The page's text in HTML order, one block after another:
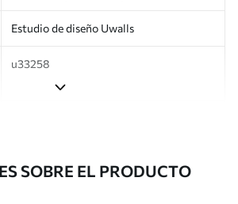
Estudio de diseño Uwalls
u33258
Disponible con recubrimiento de barniz
SOBRE EL PRODUCTO